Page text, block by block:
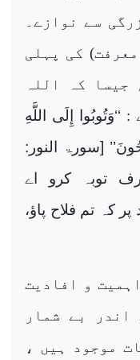
سے نوازے۔
کی پہلی
جیسا کہ اللہ
: ‘‘‏‏وَتُوبُوا إِلَى اللَّهِ
‏[سورۃ ‏النور‏:‏
توبہ کرو اے
کہ تم فلاح پاؤ،
و افادیت
بے شمار
موجود ہیں ،